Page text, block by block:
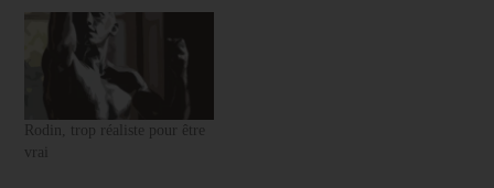
Rodin, trop réaliste pour être
vrai